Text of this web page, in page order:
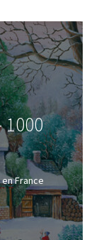
France